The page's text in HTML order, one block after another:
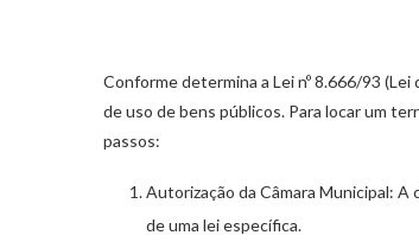
Conforme determina a Lei nº 8.666/93
de uso de bens públicos. Para locar um
passos:
Autorização da Câmara Municipal:
de uma lei específica.